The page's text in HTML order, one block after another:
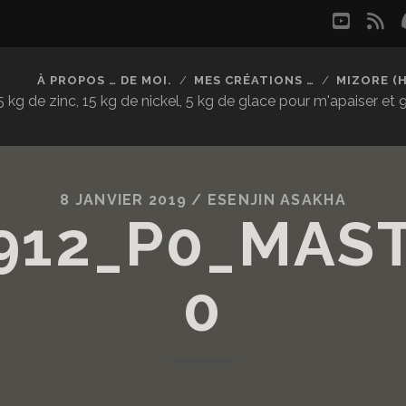
de zinc, 15 kg de nickel, 5 kg de glace pour m'apaiser et
À PROPOS … DE MOI. MES CRÉATIONS … MIZORE
8 JANVIER 2019 / ESENJIN ASAKHA
0